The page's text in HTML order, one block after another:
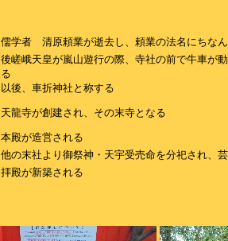
儒学者 清原頼業が逝去し、頼業の法名にちな
後嵯峨天皇が嵐山遊行の際、寺社の前で牛車が
る
以後、車折神社と称する
天龍寺が創建され、その末寺となる
本殿が造営される
他の末社より御祭神・天宇受売命を分祀され、
拝殿が新築される